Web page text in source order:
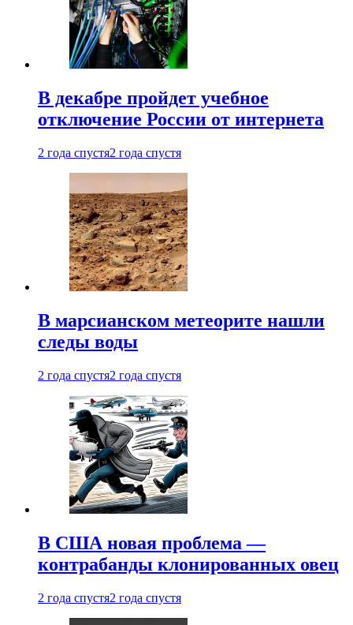
В декабре пройдет учебное
отключение России от интернета
2 года спустя2 года спустя
В марсианском метеорите нашли
следы воды
2 года спустя2 года спустя
В США новая проблема —
контрабанды клонированных овец
2 года спустя2 года спустя